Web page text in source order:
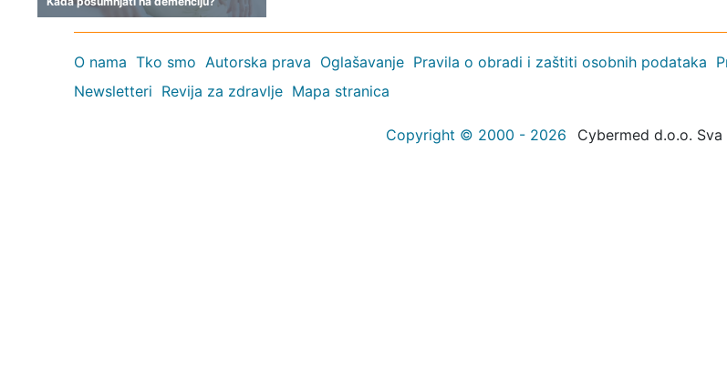
O nama Tko smo Autorska prava Oglašavanje Pravila o obradi i zaštiti osobnih podataka
Newsletteri Revija za zdravlje Mapa stranica
Copyright © 2000 - 2026 Cybermed d.o.o.